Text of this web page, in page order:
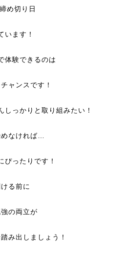
め切り日
います！
体験できるのは
ャンスです！
っかりと取り組みたい！
なければ…
ぴったりです！
る前に
の両立が
み出しましょう！